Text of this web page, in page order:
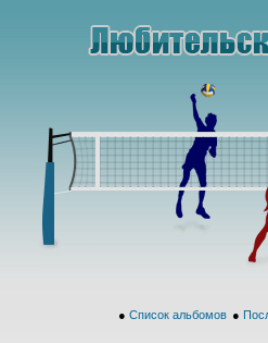
● Список альбомов ●